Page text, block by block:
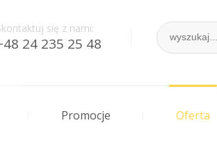
się z nami:
24 235 25 48
Promocje Oferta